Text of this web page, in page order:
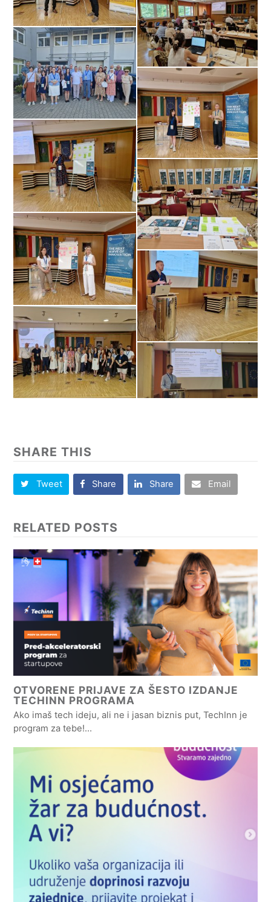
SHARE THIS
Tweet Share Share Email
RELATED POSTS
OTVORENE PRIJAVE ZA ŠESTO IZDANJE
TECHINN PROGRAMA
Ako imaš tech ideju, ali ne i jasan biznis put, TechInn je
program za tebe!…